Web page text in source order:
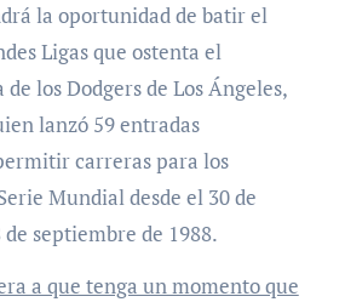
la oportunidad de batir el
Ligas que ostenta el
los Dodgers de Los Ángeles,
lanzó 59 entradas
carreras para los
Mundial desde el 30 de
septiembre de 1988.